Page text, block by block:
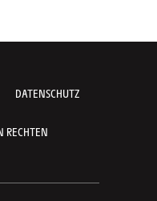
DATENSCHUTZ
RECHTEN